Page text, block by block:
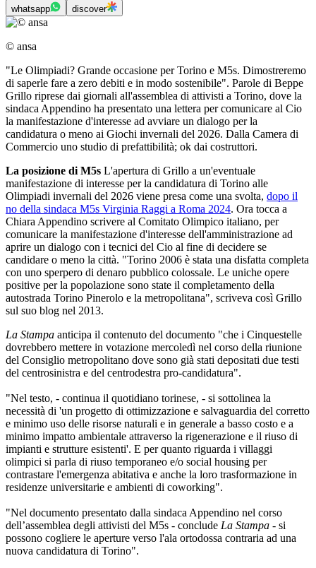
whatsapp discover
© ansa
"Le Olimpiadi? Grande occasione per Torino e M5s. Dimostreremo
di saperle fare a zero debiti e in modo sostenibile". Parole di Beppe
Grillo riprese dai giornali all'assemblea di attivisti a Torino, dove la
sindaca Appendino ha presentato una lettera per comunicare al Cio
la manifestazione d'interesse ad avviare un dialogo per la
candidatura o meno ai Giochi invernali del 2026. Dalla Camera di
Commercio uno studio di prefattibilità; ok dai costruttori.
La posizione di M5s L'apertura di Grillo a un'eventuale
manifestazione di interesse per la candidatura di Torino alle
Olimpiadi invernali del 2026 viene presa come una svolta, dopo il
no della sindaca M5s Virginia Raggi a Roma 2024. Ora tocca a
Chiara Appendino scrivere al Comitato Olimpico italiano, per
comunicare la manifestazione d'interesse dell'amministrazione ad
aprire un dialogo con i tecnici del Cio al fine di decidere se
candidare o meno la città. "Torino 2006 è stata una disfatta completa
con uno sperpero di denaro pubblico colossale. Le uniche opere
positive per la popolazione sono state il completamento della
autostrada Torino Pinerolo e la metropolitana", scriveva così Grillo
sul suo blog nel 2013.
La Stampa anticipa il contenuto del documento "che i Cinquestelle
dovrebbero mettere in votazione mercoledì nel corso della riunione
del Consiglio metropolitano dove sono già stati depositati due testi
del centrosinistra e del centrodestra pro-candidatura".
"Nel testo, - continua il quotidiano torinese, - si sottolinea la
necessità di 'un progetto di ottimizzazione e salvaguardia del corretto
e minimo uso delle risorse naturali e in generale a basso costo e a
minimo impatto ambientale attraverso la rigenerazione e il riuso di
impianti e strutture esistenti'. E per quanto riguarda i villaggi
olimpici si parla di riuso temporaneo e/o social housing per
contrastare l'emergenza abitativa e anche la loro trasformazione in
residenze universitarie e ambienti di coworking".
"Nel documento presentato dalla sindaca Appendino nel corso
dell’assemblea degli attivisti del M5s - conclude La Stampa - si
possono cogliere le aperture verso l'ala ortodossa contraria ad una
nuova candidatura di Torino".